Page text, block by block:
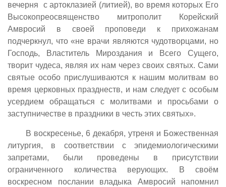
вечерня c артоклазией (литией), во время которых Его
Высокопреосвященство митрополит Корейский
Амвросий в своей проповеди к прихожанам
подчеркнул, что «не врачи являются чудотворцами, но
Господь, Властитель Мироздания и Всего Сущего,
творит чудеса, являя их нам через своих святых. Сами
святые особо прислушиваются к нашим молитвам во
время церковных празднеств, и нам следует с особым
усердием обращаться с молитвами и просьбами о
заступничестве в праздники в честь этих святых».
В воскресенье, 6 декабря, утреня и Божественная
литургия, в соответствии с эпидемиологическими
запретами, были проведены в присутствии
ограниченного количества верующих. В своём
воскресном послании владыка Амвросий напомнил